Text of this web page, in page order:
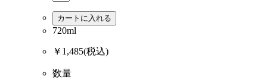
カートに入れる
720ml
￥1,485(税込)
数量